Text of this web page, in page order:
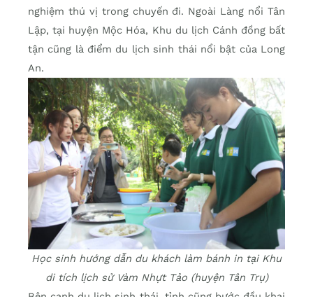
nghiệm thú vị trong chuyến đi. Ngoài Làng nổi Tân
Lập, tại huyện Mộc Hóa, Khu du lịch Cánh đồng bất
tận cũng là điểm du lịch sinh thái nổi bật của Long
An.
Học sinh hướng dẫn du khách làm bánh in tại Khu
di tích lịch sử Vàm Nhựt Tảo (huyện Tân Trụ)